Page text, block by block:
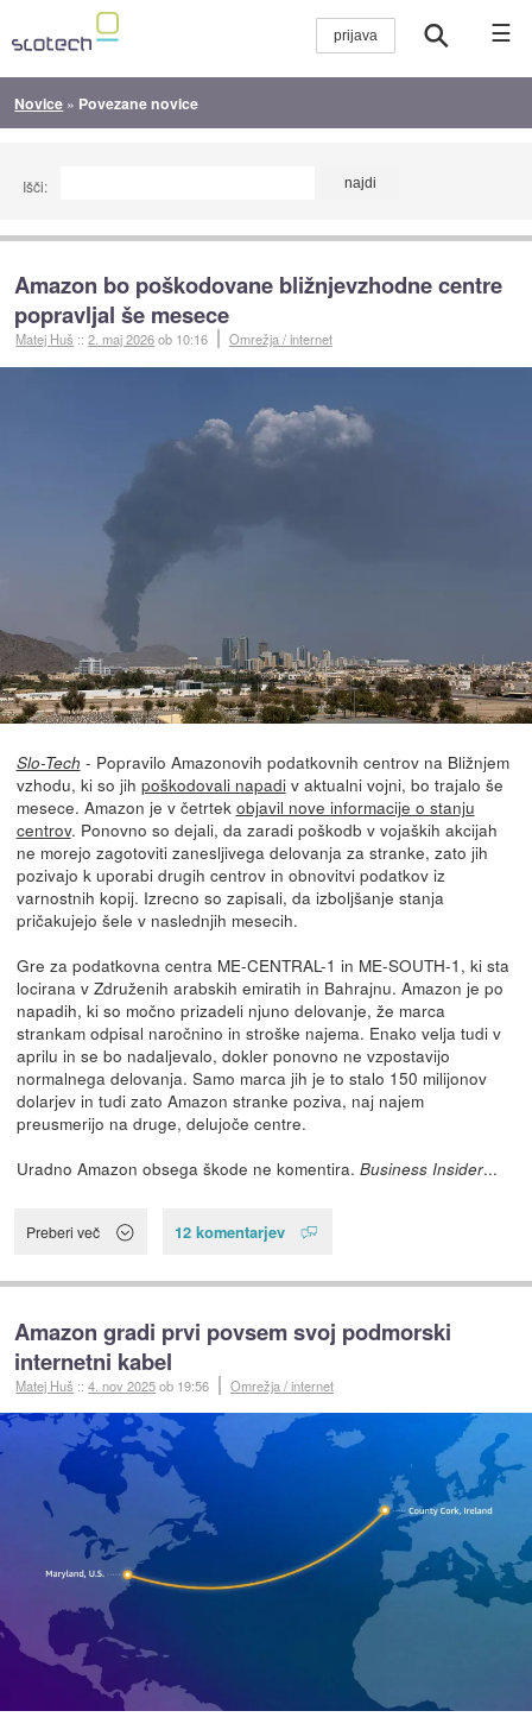
☰
Novice » Povezane novice
Išči:
Amazon bo poškodovane bližnjevzhodne centre
popravljal še mesece
Matej Huš ::2. maj 2026ob 10:16 Omrežja / internet
Slo-Tech - Popravilo Amazonovih podatkovnih centrov na Bližnjem
vzhodu, ki so jih poškodovali napadiv aktualni vojni, bo trajalo še
mesece. Amazon je v četrtek objavil nove informacije o stanju
centrov. Ponovno so dejali, da zaradi poškodb v vojaških akcijah
ne morejo zagotoviti zanesljivega delovanja za stranke, zato jih
pozivajo k uporabi drugih centrov in obnovitvi podatkov iz
varnostnih kopij. Izrecno so zapisali, da izboljšanje stanja
pričakujejo šele v naslednjih mesecih.
Gre za podatkovna centra ME-CENTRAL-1 in ME-SOUTH-1, ki sta
locirana v Združenih arabskih emiratih in Bahrajnu. Amazon je po
napadih, ki so močno prizadeli njuno delovanje, že marca
strankam odpisal naročnino in stroške najema. Enako velja tudi v
aprilu in se bo nadaljevalo, dokler ponovno ne vzpostavijo
normalnega delovanja. Samo marca jih je to stalo 150 milijonov
dolarjev in tudi zato Amazon stranke poziva, naj najem
preusmerijo na druge, delujoče centre.
Uradno Amazon obsega škode ne komentira. Business Insider...
Preberi več 12 komentarjev
Amazon gradi prvi povsem svoj podmorski
internetni kabel
Matej Huš ::4. nov 2025ob 19:56 Omrežja / internet